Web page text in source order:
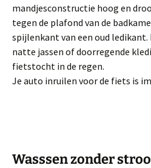
mandjesconstructie hoog en
tegen de plafond van de
spijlenkant van een oud
natte jassen of doorregende
fietstocht in de regen.
Je auto inruilen voor de fiets is
Wasssen zonder